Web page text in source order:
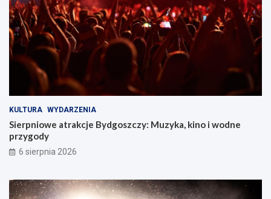
KULTURA WYDARZENIA
Sierpniowe atrakcje Bydgoszczy: Muzyka, kino i wodne
przygody
6 sierpnia 2026